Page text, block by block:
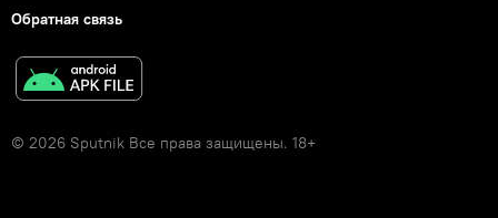
Обратная связь
© 2026 Sputnik Все права защищены. 18+